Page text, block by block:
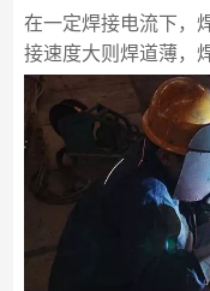
在一定焊接电流下，
接速度大则焊道薄，